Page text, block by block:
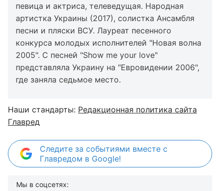
певица и актриса, телеведущая. Народная
артистка Украины (2017), солистка Ансамбля
песни и пляски ВСУ. Лауреат песенного
конкурса молодых исполнителей "Новая волна
2005". С песней "Show me your love"
представляла Украину на "Евровидении 2006",
где заняла седьмое место.
Наши стандарты: Редакционная политика сайта
Главред
Следите за событиями вместе с
Главредом в Google!
Мы в соцсетях: